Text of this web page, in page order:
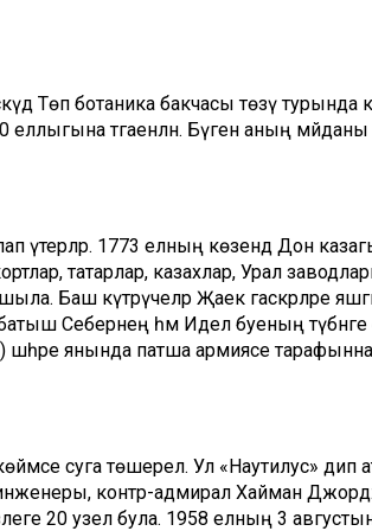
Төп ботаника бакчасы төзү турында
тәгаенләнә. Бүген аның
үтерәләр. 1773 елның көзендә Дон
татарлар, казахлар, Урал
Баш күтәрүчеләр Җаек гаскәрләре
Себернең һәм Идел буеның түбәнге
шәһәре янында патша армиясе
суга төшерелә. Ул «Наутилус» дип
контр-адмирал Хайман
20 узел була. 1958 елның 3